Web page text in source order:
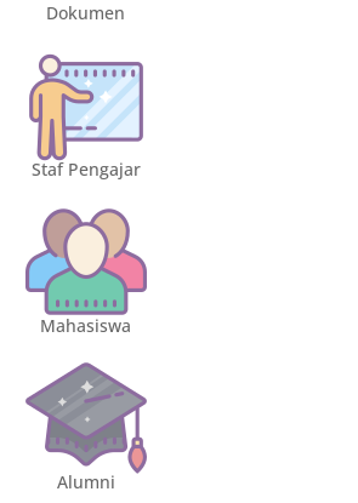
Dokumen
Staf Pengajar
Mahasiswa
Alumni